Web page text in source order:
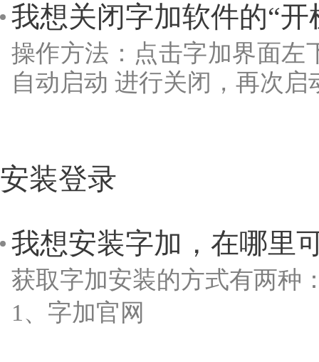
我想关闭字加软件的“
操作方法：点击字加界面左
自动启动 进行关闭，再次
安装登录
我想安装字加，在哪里
获取字加安装的方式有两种
1、字加官网